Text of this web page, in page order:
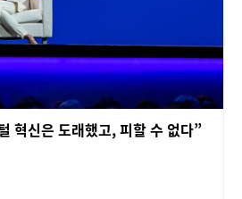
혁신은 도래했고, 피할 수 없다”